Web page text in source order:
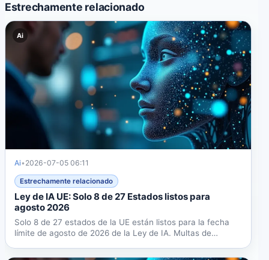
Estrechamente relacionado
Ai
Ai• 2026-07-05 06:11
Estrechamente relacionado
Ley de IA UE: Solo 8 de 27 Estados listos para
agosto 2026
Solo 8 de 27 estados de la UE están listos para la fecha
límite de agosto de 2026 de la Ley de IA. Multas de